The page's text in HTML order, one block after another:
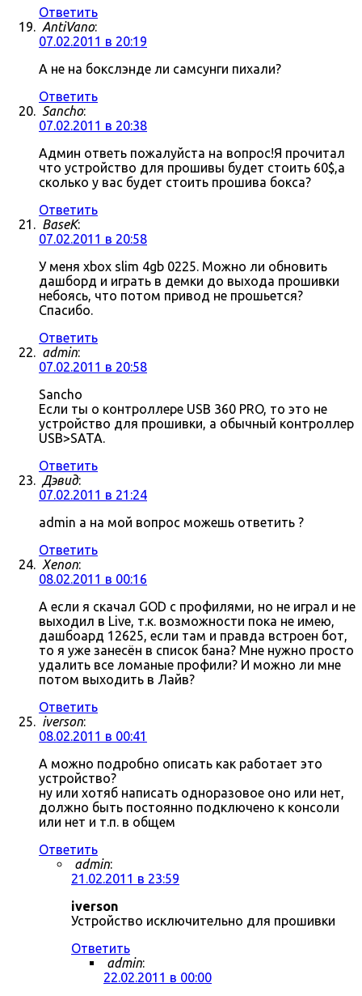
Ответить
AntiVano:
07.02.2011 в 20:19
А не на бокслэнде ли самсунги пихали?
Ответить
Sancho:
07.02.2011 в 20:38
Админ ответь пожалуйста на вопрос!Я прочитал
что устройство для прошивы будет стоить 60$,а
сколько у вас будет стоить прошива бокса?
Ответить
BaseK:
07.02.2011 в 20:58
У меня xbox slim 4gb 0225. Можно ли обновить
дашборд и играть в демки до выхода прошивки
небоясь, что потом привод не прошьется?
Спасибо.
Ответить
admin:
07.02.2011 в 20:58
Sancho
Если ты о контроллере USB 360 PRO, то это не
устройство для прошивки, а обычный контроллер
USB>SATA.
Ответить
Дэвид:
07.02.2011 в 21:24
admin а на мой вопрос можешь ответить ?
Ответить
Xenon:
08.02.2011 в 00:16
А если я скачал GOD с профилями, но не играл и не
выходил в Live, т.к. возможности пока не имею,
дашбоард 12625, если там и правда встроен бот,
то я уже занесён в список бана? Мне нужно просто
удалить все ломаные профили? И можно ли мне
потом выходить в Лайв?
Ответить
iverson:
08.02.2011 в 00:41
А можно подробно описать как работает это
устройство?
ну или хотяб написать одноразовое оно или нет,
должно быть постоянно подключено к консоли
или нет и т.п. в общем
Ответить
admin:
21.02.2011 в 23:59
iverson
Устройство исключительно для прошивки
Ответить
admin:
22.02.2011 в 00:00